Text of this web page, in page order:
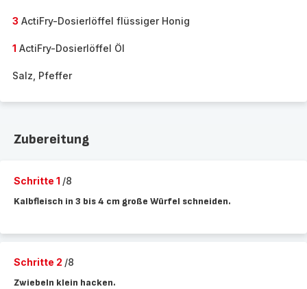
3 ActiFry-Dosierlöffel flüssiger Honig
1 ActiFry-Dosierlöffel Öl
Salz, Pfeffer
Zubereitung
Schritte 1 /8
Kalbfleisch in 3 bis 4 cm große Würfel schneiden.
Schritte 2 /8
Zwiebeln klein hacken.